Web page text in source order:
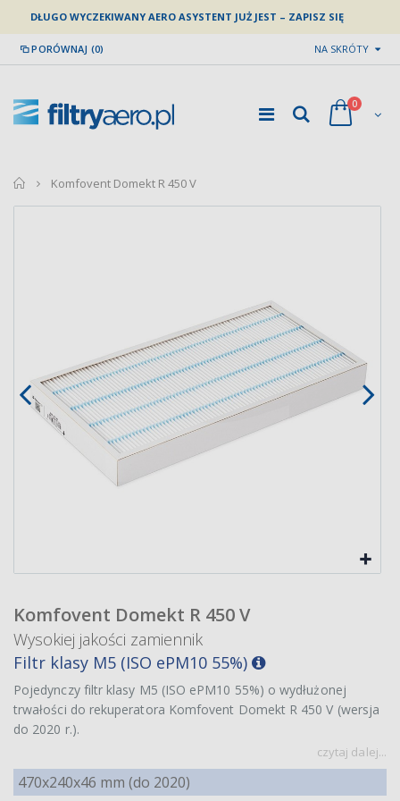
DŁUGO WYCZEKIWANY AERO ASYSTENT JUŻ JEST – ZAPISZ SIĘ
PORÓWNAJ (0) NA SKRÓTY
0
home
Komfovent Domekt R 450 V
Komfovent Domekt R 450 V
Wysokiej jakości zamiennik
Filtr klasy M5 (ISO ePM10 55%)
Pojedynczy filtr klasy M5 (ISO ePM10 55%) o wydłużonej
trwałości do rekuperatora Komfovent Domekt R 450 V (wersja
do 2020 r.).
czytaj dalej...
470x240x46 mm (do 2020)